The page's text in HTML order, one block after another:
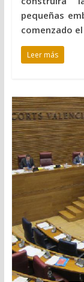
pequeñas
comenzado el
Leer más